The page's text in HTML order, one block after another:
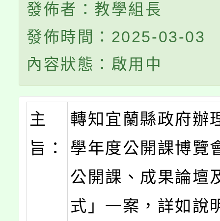
發佈者：教學組長
發佈時間：2025-03-03
內容狀態：啟用中
主
旨：
轉知宜蘭縣政府辦
學年度公開課博覽
公開課、成果論壇
式」一案，詳如說